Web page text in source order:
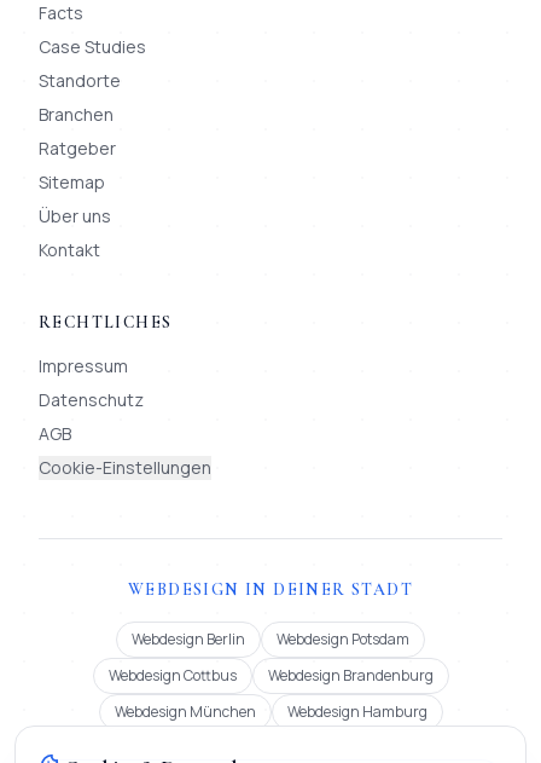
Facts
Case Studies
Standorte
Branchen
Ratgeber
Sitemap
Über uns
Kontakt
RECHTLICHES
Impressum
Datenschutz
AGB
Cookie-Einstellungen
WEBDESIGN IN DEINER STADT
Webdesign Berlin
Webdesign Potsdam
Webdesign Cottbus
Webdesign Brandenburg
Webdesign München
Webdesign Hamburg